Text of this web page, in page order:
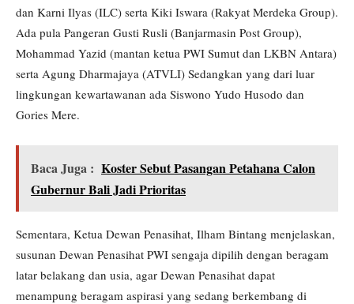
dan Karni Ilyas (ILC) serta Kiki Iswara (Rakyat Merdeka Group).
Ada pula Pangeran Gusti Rusli (Banjarmasin Post Group),
Mohammad Yazid (mantan ketua PWI Sumut dan LKBN Antara)
serta Agung Dharmajaya (ATVLI) Sedangkan yang dari luar
lingkungan kewartawanan ada Siswono Yudo Husodo dan
Gories Mere.
Baca Juga : Koster Sebut Pasangan Petahana Calon
Gubernur Bali Jadi Prioritas
Sementara, Ketua Dewan Penasihat, Ilham Bintang menjelaskan,
susunan Dewan Penasihat PWI sengaja dipilih dengan beragam
latar belakang dan usia, agar Dewan Penasihat dapat
menampung beragam aspirasi yang sedang berkembang di